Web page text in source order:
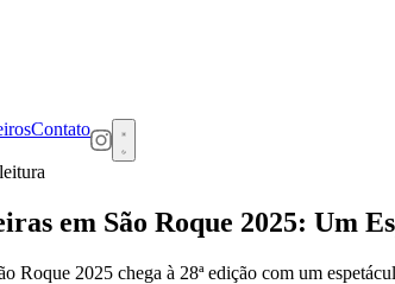
Contato
em São Roque 2025: Um
Roque 2025 chega à 28ª edição com um